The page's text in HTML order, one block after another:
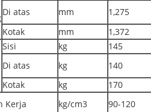
Di atas
mm 1,275
Kotak
mm 1,372
Sisi kg 145
Di atas
kg 140
Kotak
kg 170
Kerja
kg/cm3 90-120